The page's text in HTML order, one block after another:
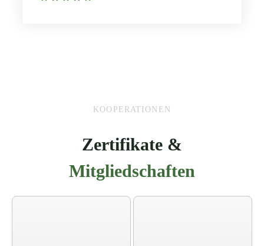
KOOPERATIONEN
Zertifikate &
Mitgliedschaften